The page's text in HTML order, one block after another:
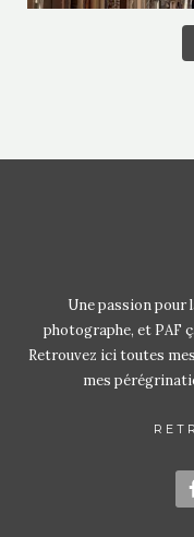
Une passion pour
photographe, et PAF
Retrouvez ici toutes
mes